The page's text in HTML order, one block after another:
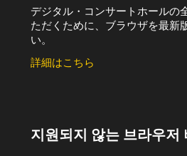
デジタル・コンサートホールの
ただくために、ブラウザを最新
い。
詳細はこちら
지원되지 않는 브라우저